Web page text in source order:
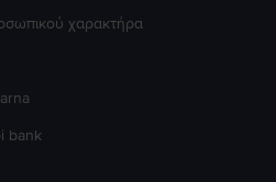
χαρακτήρα
bank